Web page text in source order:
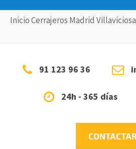
InicioCerrajeros Madrid
91 123 96 36
24h - 365 días
CONTACTAR